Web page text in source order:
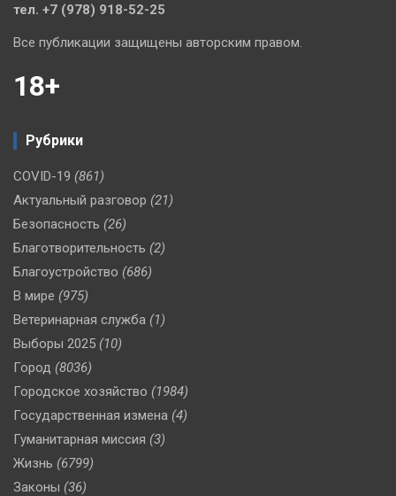
тел. +7 (978) 918-52-25
Все публикации защищены авторским правом.
18+
Рубрики
COVID-19 (861)
Актуальный разговор (21)
Безопасность (26)
Благотворительность (2)
Благоустройство (686)
В мире (975)
Ветеринарная служба (1)
Выборы 2025 (10)
Город (8036)
Городское хозяйство (1984)
Государственная измена (4)
Гуманитарная миссия (3)
Жизнь (6799)
Законы (36)